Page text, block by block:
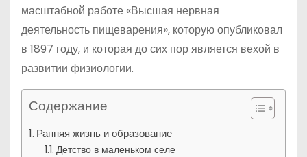
масштабной работе «Высшая нервная
деятельность пищеварения», которую опубликовал
в 1897 году, и которая до сих пор является вехой в
развитии физиологии.
Содержание
Ранняя жизнь и образование
Детство в маленьком селе